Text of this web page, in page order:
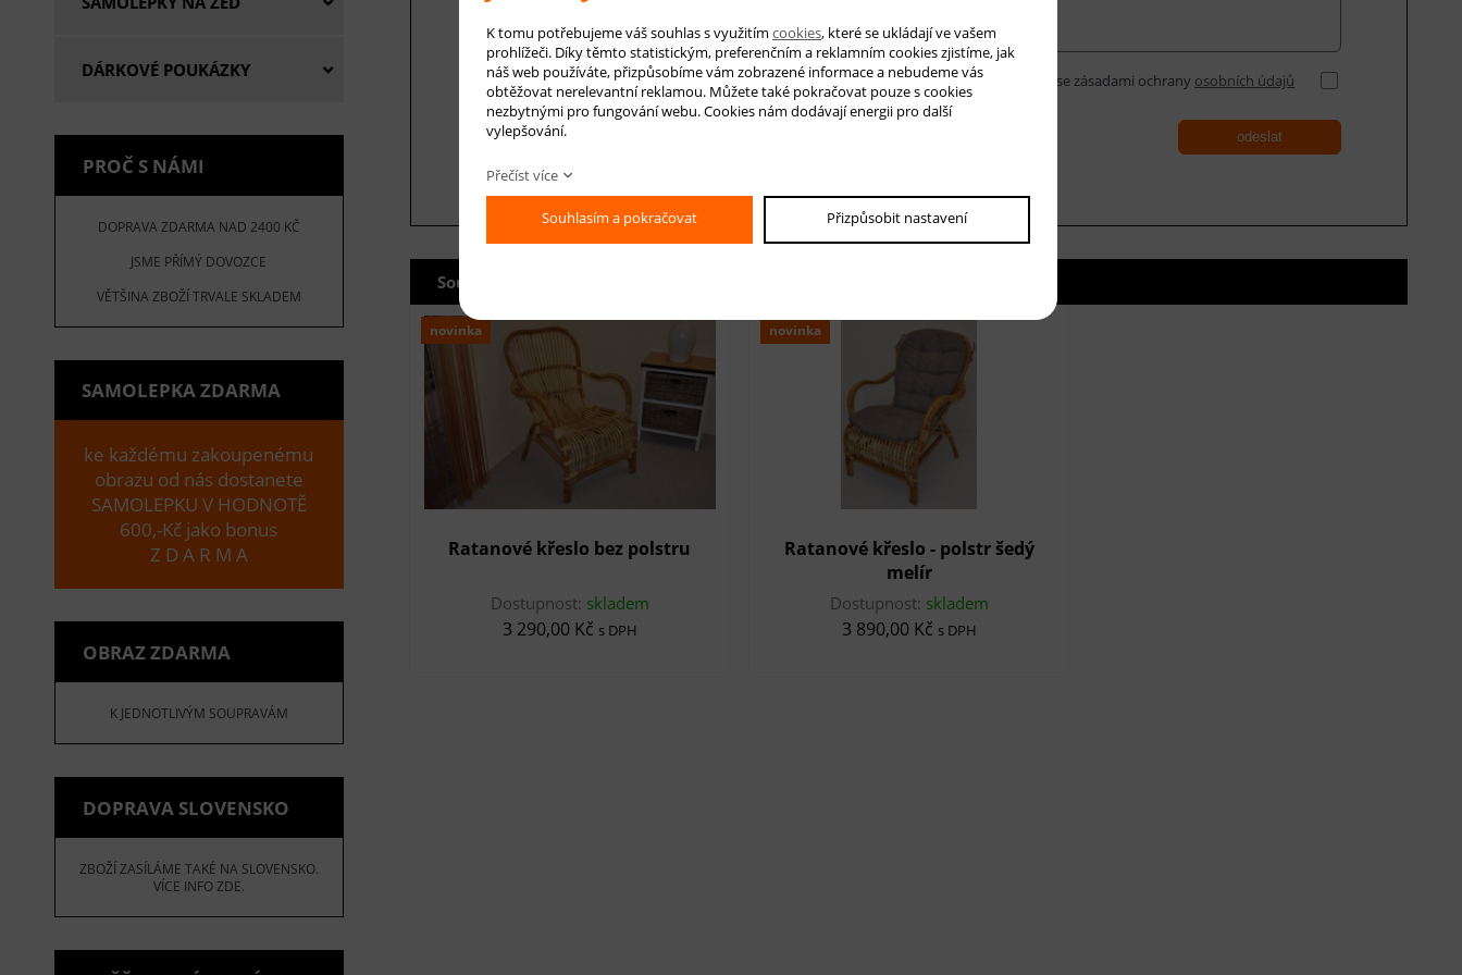
DÁRKOVÉ POUKÁZKY
PROČ S NÁMI
DOPRAVA ZDARMA NAD 2400 KČ
JSME PŘÍMÝ DOVOZCE
VĚTŠINA ZBOŽÍ TRVALE SKLADEM
SAMOLEPKA ZDARMA
ke každému zakoupenému
obrazu od nás dostanete
SAMOLEPKU V HODNOTĚ
600,-Kč jako bonus
Z D A R M A
OBRAZ ZDARMA
K JEDNOTLIVÝM SOUPRAVÁM
DOPRAVA SLOVENSKO
ZBOŽÍ ZASÍLÁME TAKÉ NA SLOVENSKO.
VÍCE INFO ZDE.
Souhlasím se zásadami ochrany osobních údajů
odeslat
Související produkty
novinka
Ratanové křeslo bez polstru
Dostupnost: skladem
3 290,00 Kč s DPH
novinka
Ratanové křeslo - polstr šedý
melír
Dostupnost: skladem
3 890,00 Kč s DPH
K tomu potřebujeme váš souhlas s využitím cookies, které se ukládají ve vašem
prohlížeči. Díky těmto statistickým, preferenčním a reklamním cookies zjistíme, jak
náš web používáte, přizpůsobíme vám zobrazené informace a nebudeme vás
obtěžovat nerelevantní reklamou. Můžete také pokračovat pouze s cookies
nezbytnými pro fungování webu. Cookies nám dodávají energii pro další
vylepšování.
Přečíst více
Souhlasím a pokračovat Přizpůsobit nastavení